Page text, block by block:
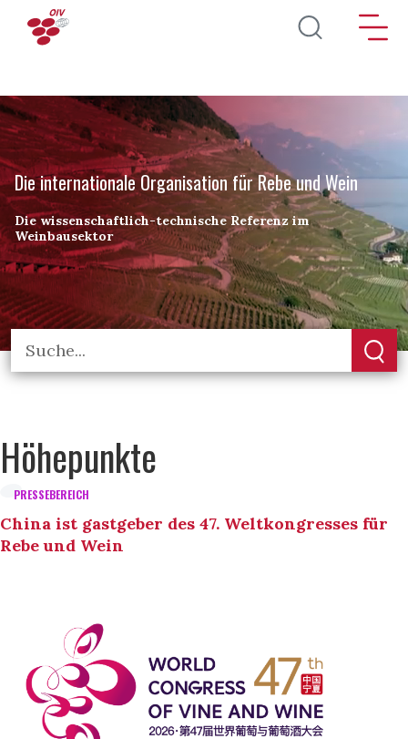
Direkt zum Inhalt
Die internationale Organisation für Rebe und Wein
Die wissenschaftlich-technische Referenz im
Weinbausektor
Höhepunkte
PRESSEBEREICH
China ist gastgeber des 47. Weltkongresses für
Rebe und Wein